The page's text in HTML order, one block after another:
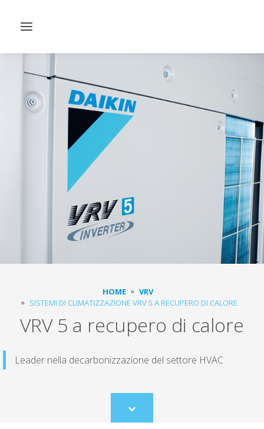
Attiva/disattiva
HOME
VRV
SISTEMI DI CLIMATIZZAZIONE VRV 5 A RECUPERO DI CALORE
VRV 5 a recupero di calore
Leader nella decarbonizzazione del settore HVAC
Scroll
to